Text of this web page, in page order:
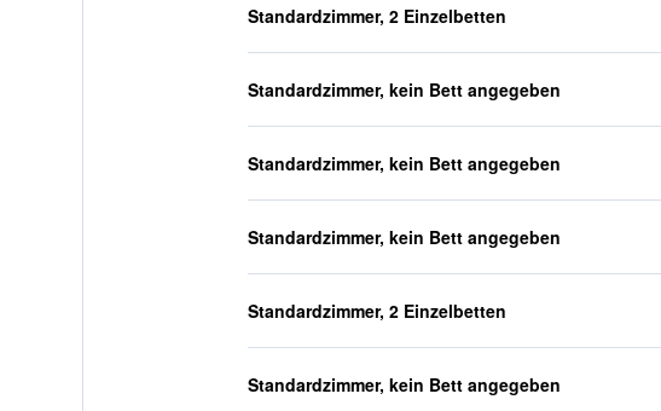
Standardzimmer, 2 Einzelbetten
Standardzimmer, kein Bett angegeben
Standardzimmer, kein Bett angegeben
Standardzimmer, kein Bett angegeben
Standardzimmer, 2 Einzelbetten
Standardzimmer, kein Bett angegeben